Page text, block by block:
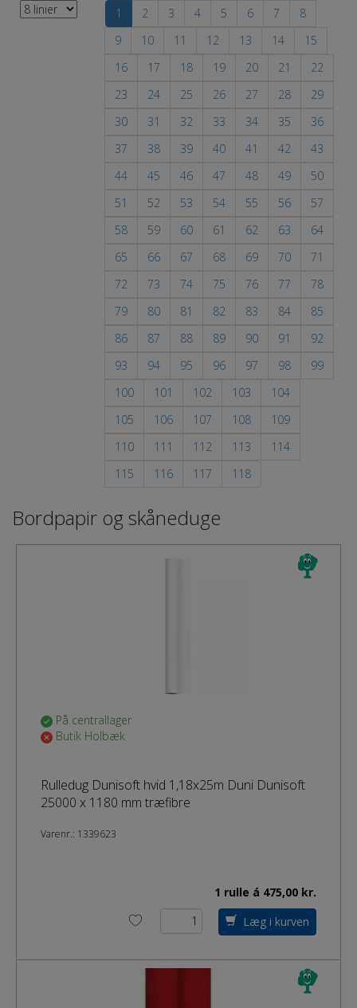
1 2 3 4 5 6 7
8
9
10 11 12 13 14
15
16
17 18 19 20 21
22
23
24 25 26 27 28
29
30
31 32 33 34 35
36
37
38 39 40 41 42
43
44
45 46 47 48 49
50
51
52 53 54 55 56
57
58
59 60 61 62 63
64
65
66 67 68 69 70
71
72
73 74 75 76 77
78
79
80 81 82 83 84
85
86
87 88 89 90 91
92
93
94 95 96 97 98
99
100
101 102 103
104
105
106 107 108
109
110
111 112 113
114
115
116 117 118
Bordpapir og skåneduge
På centrallager
Butik Holbæk
Rulledug Dunisoft hvid 1,18x25m Duni Dunisoft
25000 x 1180 mm træfibre
Varenr.: 1339623
1 rulle á 475,00 kr.
Læg i kurven